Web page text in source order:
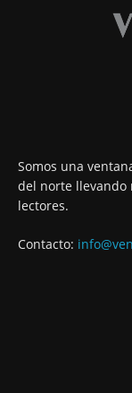
Somos una
del norte llevando
lectores.
Contacto: